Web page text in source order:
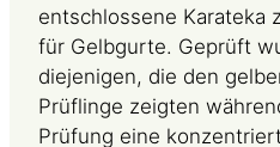
entschlossene Karateka
für Gelbgurte. Geprüft
diejenigen, die den
Prüflinge zeigten
Prüfung eine